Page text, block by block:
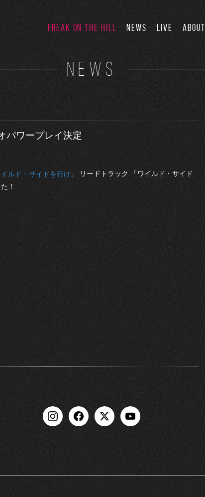
FREAK ON THE HILL NEWS LIVE ABOUT
NEWS
パワープレイ決定
ルド・サイドを行け』
リードトラック 「ワイルド・サイド
！